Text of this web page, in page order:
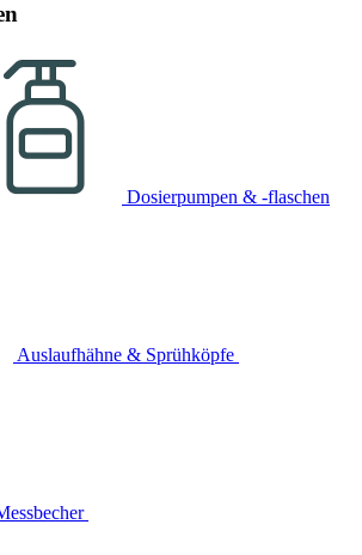
Dosierpumpen & -flaschen
Auslaufhähne & Sprühköpfe